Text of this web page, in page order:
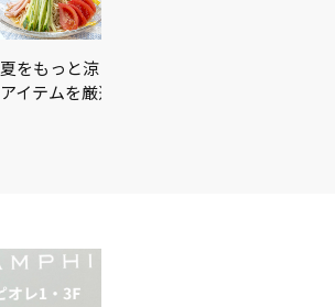
夏をもっと涼しく、もっと快適に！暑さ対
アイテムを厳選しました♪＼…